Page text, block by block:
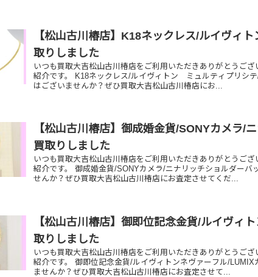
【松山古川椿店】K18ネックレス/ルイヴィ
取りしました
いつも買取大吉松山古川椿店をご利用いただきありがとうご
紹介です。 K18ネックレス/ルイヴィトン ミュルティプリシ
はございませんか？ぜひ買取大吉松山古川椿店にお...
【松山古川椿店】御成婚金貨/SONYカメラ/
買取りしました
いつも買取大吉松山古川椿店をご利用いただきありがとうご
紹介です。 御成婚金貨/SONYカメラ/ニナリッチショルダーバ
せんか？ぜひ買取大吉松山古川椿店にお査定させてくだ...
【松山古川椿店】御即位記念金貨/ルイヴィ
取りしました
いつも買取大吉松山古川椿店をご利用いただきありがとうご
紹介です。 御即位記念金貨/ルイヴィトンネヴァーフル/
ませんか？ぜひ買取大吉松山古川椿店にお査定させて...